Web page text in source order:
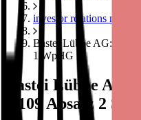
investor relations news
Bastei Lübbe AG:
1 WpHG
Bastei Lübbe AG:
§ 109 Absatz 2